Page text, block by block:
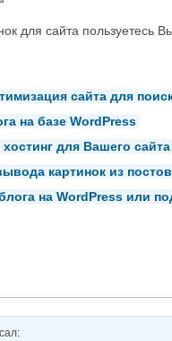
для сайта пользуетесь
сайта для
на базе WordPress
для Вашего сайта
картинок из постов
на WordPress или